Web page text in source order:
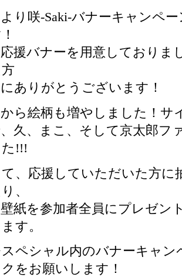
り咲-Saki-バナーキャンペ
援バナーを用意しておりま
ありがとうございます！
ら絵柄も増やしました！サ
久、まこ、そして京太郎フ
た!!!
、応援していただいた方に
、
紙を参加者全員にプレゼン
す。
ペシャル内のバナーキャン
をお願いします！